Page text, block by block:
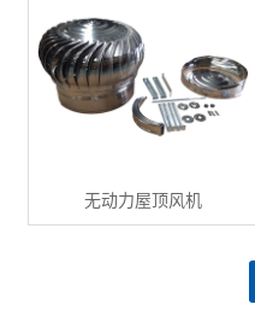
无动力屋顶风机